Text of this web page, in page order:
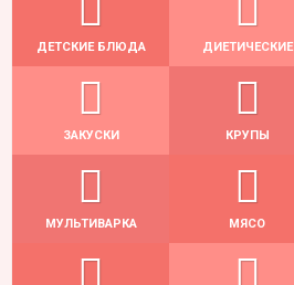
ДЕТСКИЕ БЛЮДА ДИЕТИЧЕСКИЕ
ЗАКУСКИ КРУПЫ
МУЛЬТИВАРКА МЯСО